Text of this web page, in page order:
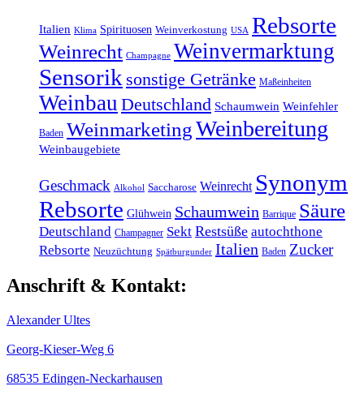
Italien Klima Spirituosen Weinverkostung USA Rebsorte
Weinrecht Champagne Weinvermarktung
Sensorik sonstige Getränke Maßeinheiten
Weinbau Deutschland Schaumwein Weinfehler
Baden WeinmarketingWeinbereitung
Weinbaugebiete
Geschmack Alkohol Saccharose Weinrecht Synonym
Rebsorte Glühwein Schaumwein Barrique Säure
Deutschland Champagner Sekt Restsüße autochthone
Rebsorte Neuzüchtung Spätburgunder Italien Baden Zucker
Anschrift & Kontakt:
Alexander Ultes
Georg-Kieser-Weg 6
68535 Edingen-Neckarhausen